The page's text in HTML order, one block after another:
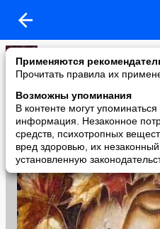
Применяются
Прочитать правила их
Возможны упоминания
В контенте могут
информация. Незаконное
средств, психотропных
вред здоровью, их
установленную
Борис Прахов
added a photo
06 Feb в 11:15